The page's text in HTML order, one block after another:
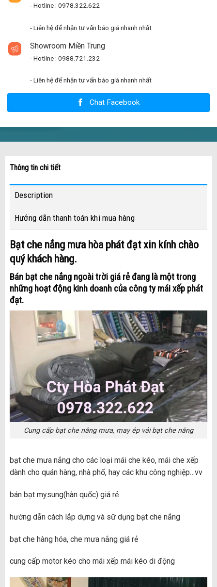
- Hotline : 0978.322.622
- Liên hệ để nhận tư vấn báo giá nhanh nhất
Showroom Miền Trung
- Hotline : 0988.721.232
- Liên hệ để nhận tư vấn báo giá nhanh nhất
Chat Facebook
Thông tin chi tiết
Description
Hướng dẫn thanh toán khi mua hàng
Bạt che nắng mưa hòa phát đạt xin kính chào
quý khách hàng.
Bán bạt che nắng ngoài trời giá rẻ đang là một trong
những hoạt động kinh doanh của công ty mái xếp phát
đạt.
Cung cấp bạt che nắng mưa, may ép vải bạt che nắng
bạt che mưa nắng cho các loại mái che kéo, mái che xếp
dành cho quán hàng, nhà phố, hay các khu công nghiệp…vv
bán bạt mysung(hàn quốc) giá rẻ
hướng dẫn cách lắp dựng và sữ dụng bạt che nắng
bạt che hàng hóa, che mưa nắng giá rẻ
cung cấp motor kéo cho mái xếp mái kéo di động